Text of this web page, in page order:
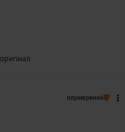
перевірений